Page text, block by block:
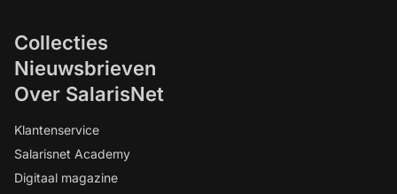
Collecties
Nieuwsbrieven
Over SalarisNet
Klantenservice
Salarisnet Academy
Digitaal magazine